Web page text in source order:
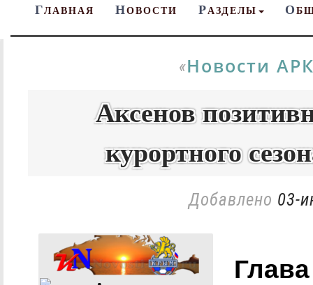
ГЛАВНАЯ НОВОСТИ РАЗДЕЛЫ О
«Новости
Аксенов
курортного
Добавлено 03-